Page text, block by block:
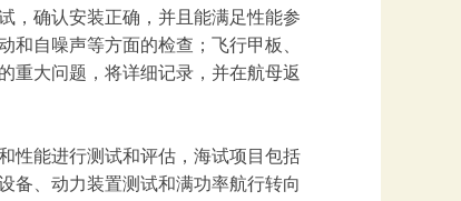
，确认安装正确，并且能满足性能参
自噪声等方面的检查；飞行甲板、
重大问题，将详细记录，并在航母返
性能进行测试和评估，海试项目包括
备、动力装置测试和满功率航行转向